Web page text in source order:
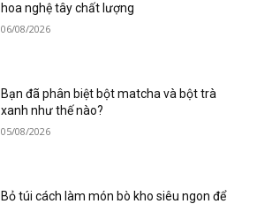
hoa nghệ tây chất lượng
06/08/2026
Bạn đã phân biệt bột matcha và bột trà
xanh như thế nào?
05/08/2026
Bỏ túi cách làm món bò kho siêu ngon để